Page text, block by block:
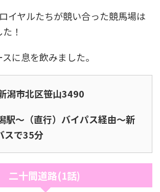
イヤルたちが競い合った競馬場は
！
に息を飲みました。
潟市北区笹山3490
駅～（直行）バイパス経由～新
で35分
二十間道路(1話)